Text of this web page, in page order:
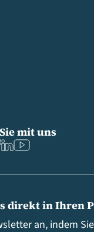
direkt in Ihren
an, indem
mit uns